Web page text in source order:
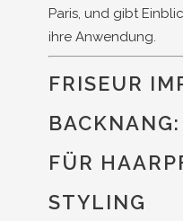
Paris, und gibt
ihre Anwendung.
FRISEUR
FÜR
STYLING